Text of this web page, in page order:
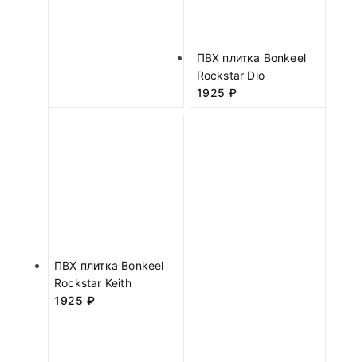
ПВХ плитка Bonkeel
Rockstar Dio
1925 ₽
ПВХ плитка Bonkeel
Rockstar Keith
1925 ₽